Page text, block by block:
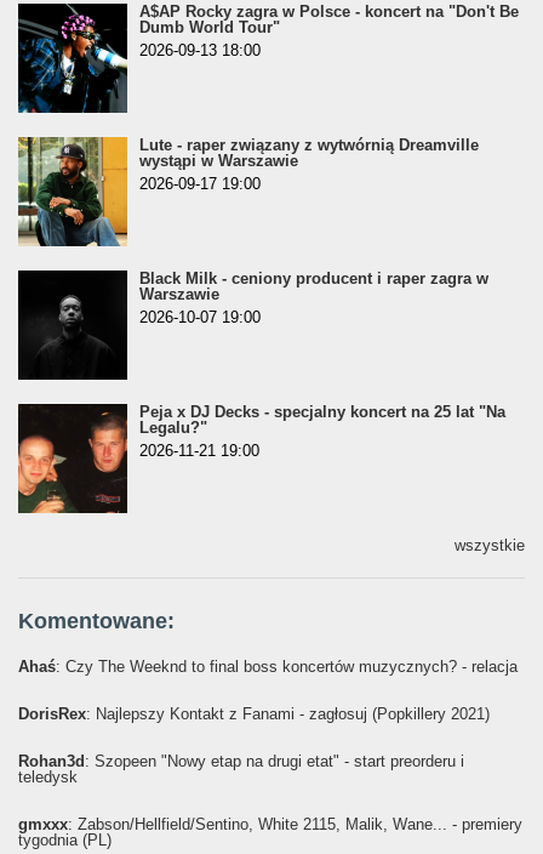
A$AP Rocky zagra w Polsce - koncert na "Don't Be
Dumb World Tour"
2026-09-13 18:00
Lute - raper związany z wytwórnią Dreamville
wystąpi w Warszawie
2026-09-17 19:00
Black Milk - ceniony producent i raper zagra w
Warszawie
2026-10-07 19:00
Peja x DJ Decks - specjalny koncert na 25 lat "Na
Legalu?"
2026-11-21 19:00
wszystkie
Komentowane:
Ahaś: Czy The Weeknd to final boss koncertów muzycznych? - relacja
DorisRex: Najlepszy Kontakt z Fanami - zagłosuj (Popkillery 2021)
Rohan3d : Szopeen "Nowy etap na drugi etat" - start preorderu i
teledysk
gmxxx: Żabson/Hellfield/Sentino, White 2115, Malik, Wane... - premiery
tygodnia (PL)